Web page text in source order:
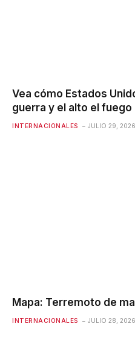
Vea cómo Estados
guerra y el alto el fuego
INTERNACIONALES JULIO 29, 2026
Mapa: Terremoto de
INTERNACIONALES JULIO 28, 2026